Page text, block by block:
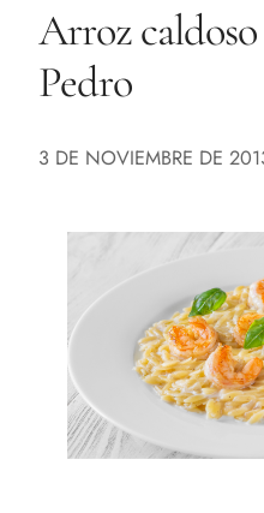
Arroz
Pedro
3 DE NOVIEMBRE DE